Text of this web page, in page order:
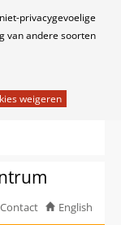
privacygevoelige
van andere soorten
Contact English